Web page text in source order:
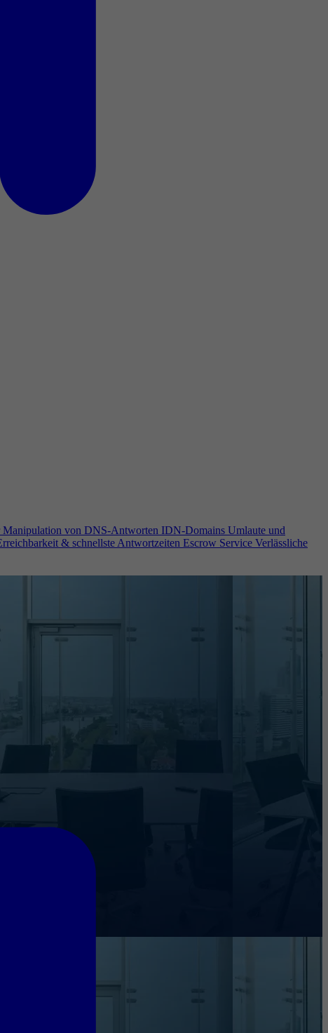
Manipulation von DNS-Antworten IDN-Domains Umlaute und
& schnellste Antwortzeiten Escrow Service Verlässliche